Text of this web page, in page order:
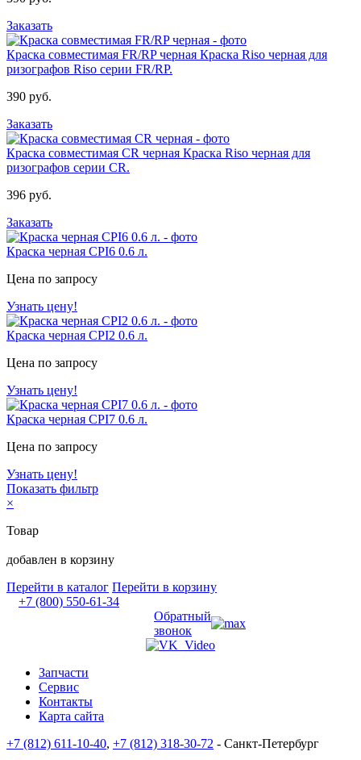
Заказать
Краска совместимая FR/RP черная Краска Riso черная для
ризографов Riso серии FR/RP.
390 руб.
Заказать
Краска совместимая CR черная Краска Riso черная для
ризографов серии CR.
396 руб.
Заказать
Краска черная CPI6 0.6 л.
Цена по запросу
Узнать цену!
Краска черная CPI2 0.6 л.
Цена по запросу
Узнать цену!
Краска черная CPI7 0.6 л.
Цена по запросу
Узнать цену!
Показать фильтр
×
Товар
добавлен в корзину
Перейти в каталог Перейти в корзину
+7 (800) 550-61-34
Обратный
звонок
Запчасти
Сервис
Контакты
Карта сайта
+7 (812) 611-10-40, +7 (812) 318-30-72 - Санкт-Петербург